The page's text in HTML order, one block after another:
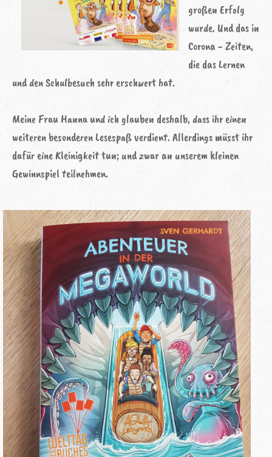
großen Erfolg
wurde. Und das in
Corona - Zeiten,
die das Lernen
und den Schulbesuch sehr erschwert hat.
Meine Frau Hanna und ich glauben deshalb, dass ihr einen
weiteren besonderen Lesespaß verdient. Allerdings müsst ihr
dafür eine Kleinigkeit tun; und zwar an unserem kleinen
Gewinnspiel teilnehmen.